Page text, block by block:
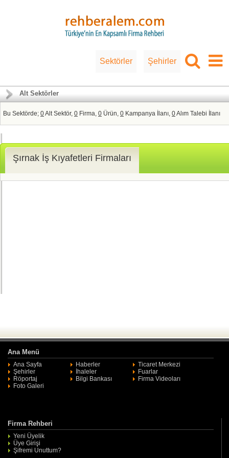
Sektörler Şehirler
Alt Sektörler
Bu Sektörde; 0Alt Sektör, 0 Firma, 0 Ürün, 0 Kampanya İlanı, 0Alım Talebi İlanı
Şırnak İş Kıyafetleri Firmaları
Ana Menü
Ana Sayfa Haberler
Ticaret Merkezi
Şehirler
İhaleler
Fuarlar
Röportaj
Bilgi Bankası
Firma Videoları
Foto Galeri
Firma Rehberi
Yeni Üyelik
Üye Girişi
Şifremi Unuttum?